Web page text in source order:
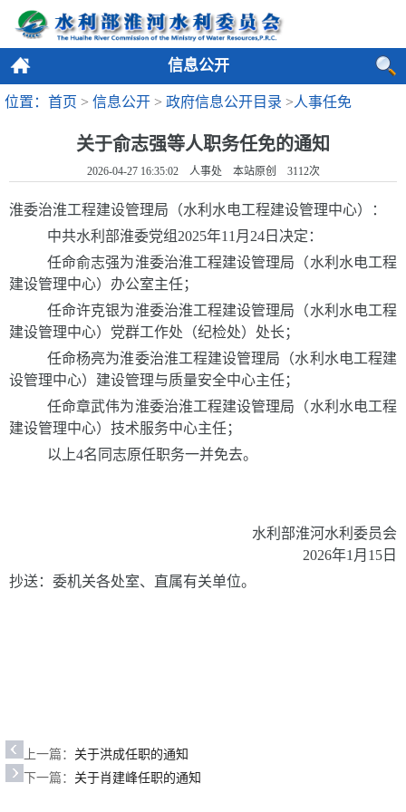
信息公开
位置：首页 > 信息公开 > 政府信息公开目录 >人事任免
关于俞志强等人职务任免的通知
2026-04-27 16:35:02 人事处 本站原创 3112次
淮委治淮工程建设管理局（水利水电工程建设管理中心）
：
中共水利部淮委党组 2025年11 月 24 日决定：
任命俞志强为淮委治淮工程建设管理局（水利水电工程
建设管理中心）办公室主任；
任命许克银为淮委治淮工程建设管理局（水利水电工程
建设管理中心）党群工作处（纪检处）处长；
任命杨亮为淮委治淮工程建设管理局（水利水电工程建
设管理中心）建设管理与质量安全中心主任；
任命章武伟为淮委治淮工程建设管理局（水利水电工程
建设管理中心）技术服务中心主任；
以上4名同志原任职务一并免去。
水利部淮河水利委员会
2026年1 月 15 日
抄送：委机关各处室、直属有关单位。
上一篇： 关于洪成任职的通知
下一篇： 关于肖建峰任职的通知